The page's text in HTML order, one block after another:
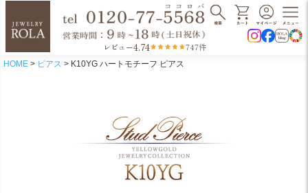
レビュー4.74 747件
HOME ピアス K10YG ハートモチーフ ピアス